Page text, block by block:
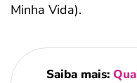
Minha Vida).
Saiba mais: